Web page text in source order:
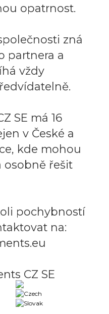
opatrnost.
zná
partnera a
vždy
SE má 16
v České a
kde mohou
osobně řešit
pochybností
na:
CZ SE